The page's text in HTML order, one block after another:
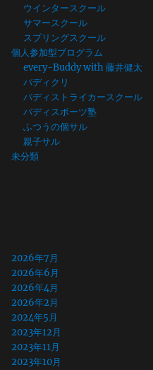
ウインタースクール
サマースクール
スプリングスクール
個人参加型プログラム
every-Buddy with 藤井健太
バディクリ
バディストライカースクール
バディスポーツ塾
ふつうの個サル
親子サル
未分類
2026年7月
2026年6月
2026年4月
2026年2月
2024年5月
2023年12月
2023年11月
2023年10月